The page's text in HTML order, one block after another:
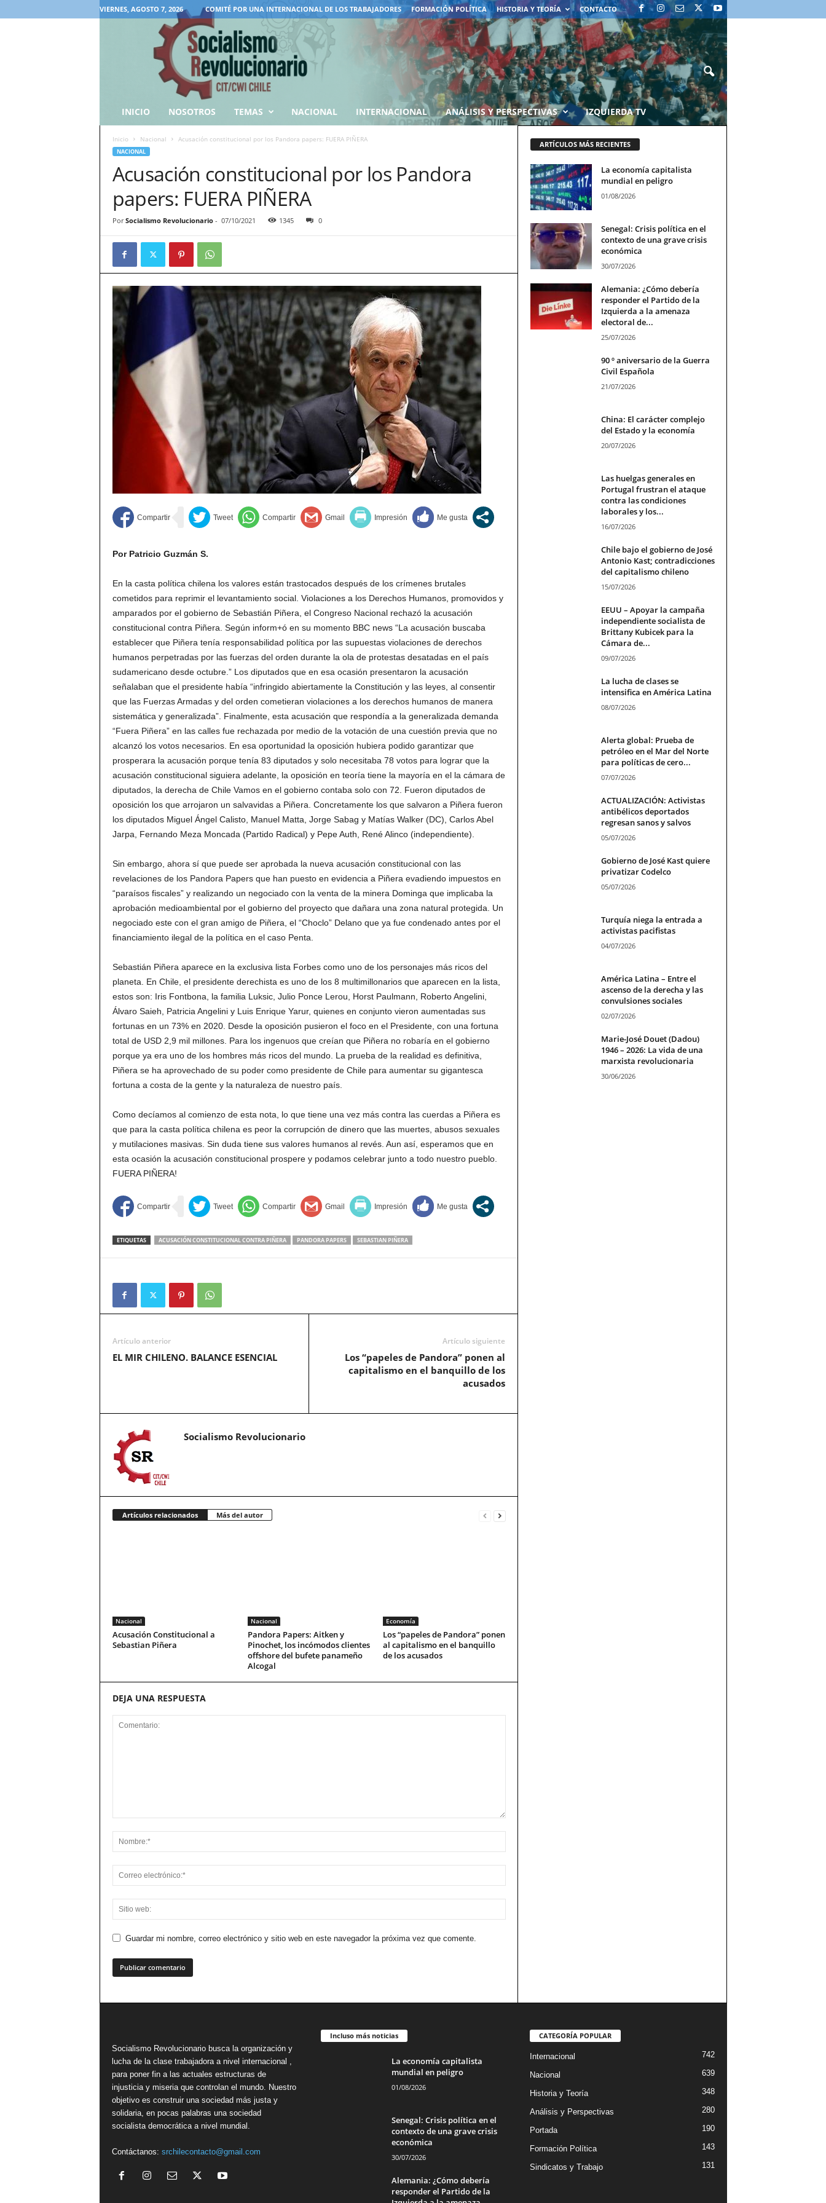
VIERNES, AGOSTO 7, 2026 COMITÉ POR UNA INTERNACIONAL DE LOS TRABAJADORES FORMACIÓN POLÍTICA HISTORIA Y TEORÍA CONTACTO
INICIO NOSOTROS TEMAS NACIONAL INTERNACIONAL ANÁLISIS Y PERSPECTIVAS IZQUIERDA TV
Inicio Nacional Acusación constitucional por los Pandora papers: FUERA PIÑERA
NACIONAL
Acusación constitucional por los Pandora
papers: FUERA PIÑERA
Por Socialismo Revolucionario- 07/10/2021 1345 0
Por Patricio Guzmán S.
En la casta política chilena los valores están trastocados después de los crímenes brutales
cometidos para reprimir el levantamiento social. Violaciones a los Derechos Humanos, promovidos y
amparados por el gobierno de Sebastián Piñera, el Congreso Nacional rechazó la acusación
constitucional contra Piñera. Según inform+ó en su momento BBC news “La acusación buscaba
establecer que Piñera tenía responsabilidad política por las supuestas violaciones de derechos
humanos perpetradas por las fuerzas del orden durante la ola de protestas desatadas en el país
sudamericano desde octubre.” Los diputados que en esa ocasión presentaron la acusación
señalaban que el presidente había “infringido abiertamente la Constitución y las leyes, al consentir
que las Fuerzas Armadas y del orden cometieran violaciones a los derechos humanos de manera
sistemática y generalizada”. Finalmente, esta acusación que respondía a la generalizada demanda
“Fuera Piñera” en las calles fue rechazada por medio de la votación de una cuestión previa que no
alcanzó los votos necesarios. En esa oportunidad la oposición hubiera podido garantizar que
prosperara la acusación porque tenía 83 diputados y solo necesitaba 78 votos para lograr que la
acusación constitucional siguiera adelante, la oposición en teoría tiene la mayoría en el la cámara de
diputados, la derecha de Chile Vamos en el gobierno contaba solo con 72. Fueron diputados de
oposición los que arrojaron un salvavidas a Piñera. Concretamente los que salvaron a Piñera fueron
los diputados Miguel Ángel Calisto, Manuel Matta, Jorge Sabag y Matías Walker (DC), Carlos Abel
Jarpa, Fernando Meza Moncada (Partido Radical) y Pepe Auth, René Alinco (independiente).
Sin embargo, ahora sí que puede ser aprobada la nueva acusación constitucional con las
revelaciones de los Pandora Papers que han puesto en evidencia a Piñera evadiendo impuestos en
“paraísos fiscales” y realizando un negociado con la venta de la minera Dominga que implicaba la
aprobación medioambiental por el gobierno del proyecto que dañara una zona natural protegida. Un
negociado este con el gran amigo de Piñera, el “Choclo” Delano que ya fue condenado antes por el
financiamiento ilegal de la política en el caso Penta.
Sebastián Piñera aparece en la exclusiva lista Forbes como uno de los personajes más ricos del
planeta. En Chile, el presidente derechista es uno de los 8 multimillonarios que aparecen en la lista,
estos son: Iris Fontbona, la familia Luksic, Julio Ponce Lerou, Horst Paulmann, Roberto Angelini,
Álvaro Saieh, Patricia Angelini y Luis Enrique Yarur, quienes en conjunto vieron aumentadas sus
fortunas en un 73% en 2020. Desde la oposición pusieron el foco en el Presidente, con una fortuna
total de USD 2,9 mil millones. Para los ingenuos que creían que Piñera no robaría en el gobierno
porque ya era uno de los hombres más ricos del mundo. La prueba de la realidad es definitiva,
Piñera se ha aprovechado de su poder como presidente de Chile para aumentar su gigantesca
fortuna a costa de la gente y la naturaleza de nuestro país.
Como decíamos al comienzo de esta nota, lo que tiene una vez más contra las cuerdas a Piñera es
que para la casta política chilena es peor la corrupción de dinero que las muertes, abusos sexuales
y mutilaciones masivas. Sin duda tiene sus valores humanos al revés. Aun así, esperamos que en
esta ocasión la acusación constitucional prospere y podamos celebrar junto a todo nuestro pueblo.
FUERA PIÑERA!
ETIQUETAS ACUSACIÓN CONSTITUCIONAL CONTRA PIÑERA PANDORA PAPERS SEBASTIAN PIÑERA
Artículo anterior
EL MIR CHILENO. BALANCE ESENCIAL
Artículo siguiente
Los “papeles de Pandora” ponen al
capitalismo en el banquillo de los
acusados
Socialismo Revolucionario
Artículos relacionados Más del autor
Nacional
Acusación Constitucional a
Sebastian Piñera
Nacional
Pandora Papers: Aitken y
Pinochet, los incómodos clientes
offshore del bufete panameño
Alcogal
Economía
Los “papeles de Pandora” ponen
al capitalismo en el banquillo
de los acusados
DEJA UNA RESPUESTA
Guardar mi nombre, correo electrónico y sitio web en este navegador la próxima vez que comente.
ARTÍCULOS MÁS RECIENTES
La economía capitalista
mundial en peligro
01/08/2026
Senegal: Crisis política en el
contexto de una grave crisis
económica
30/07/2026
Alemania: ¿Cómo debería
responder el Partido de la
Izquierda a la amenaza
electoral de...
25/07/2026
90 º aniversario de la Guerra
Civil Española
21/07/2026
China: El carácter complejo
del Estado y la economía
20/07/2026
Las huelgas generales en
Portugal frustran el ataque
contra las condiciones
laborales y los...
16/07/2026
Chile bajo el gobierno de José
Antonio Kast; contradicciones
del capitalismo chileno
15/07/2026
EEUU – Apoyar la campaña
independiente socialista de
Brittany Kubicek para la
Cámara de...
09/07/2026
La lucha de clases se
intensifica en América Latina
08/07/2026
Alerta global: Prueba de
petróleo en el Mar del Norte
para políticas de cero...
07/07/2026
ACTUALIZACIÓN: Activistas
antibélicos deportados
regresan sanos y salvos
05/07/2026
Gobierno de José Kast quiere
privatizar Codelco
05/07/2026
Turquía niega la entrada a
activistas pacifistas
04/07/2026
América Latina – Entre el
ascenso de la derecha y las
convulsiones sociales
02/07/2026
Marie-José Douet (Dadou)
1946 – 2026: La vida de una
marxista revolucionaria
30/06/2026
Socialismo Revolucionario busca la organización y
lucha de la clase trabajadora a nivel internacional ,
para poner fin a las actuales estructuras de
injusticia y miseria que controlan el mundo. Nuestro
objetivo es construir una sociedad más justa y
solidaria, en pocas palabras una sociedad
socialista democrática a nivel mundial.
Contáctanos: srchilecontacto@gmail.com
Incluso más noticias
La economía capitalista
mundial en peligro
01/08/2026
Senegal: Crisis política en el
contexto de una grave crisis
económica
30/07/2026
Alemania: ¿Cómo debería
responder el Partido de la
CATEGORÍA POPULAR
Internacional 742
Nacional 639
Historia y Teoría 348
Análisis y Perspectivas 280
Portada 190
Formación Política 143
Sindicatos y Trabajo 131